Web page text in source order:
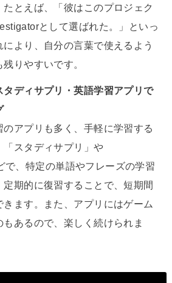
とえば、「彼はこのプロジェク
として選ばれた。」といっ
より、自分の言葉で使えるよう
りやすいです。
タディサプリ・英語学習アプリで
アプリも多く、手軽に学習する
「スタディサプリ」や
で、特定の単語やフレーズの学習
定期的に復習することで、短期間
きます。また、アプリにはゲーム
あるので、楽しく続けられま